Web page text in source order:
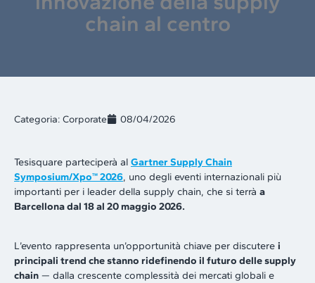
chain al centro
Categoria: Corporate 08/04/2026
Tesisquare parteciperà al Gartner Supply Chain
Symposium/Xpo™ 2026, uno degli eventi internazionali più
importanti per i leader della supply chain, che si terrà a
Barcellona dal 18 al 20 maggio 2026.
L’evento rappresenta un’opportunità chiave per discutere i
principali trend che stanno ridefinendo il futuro delle supply
chain — dalla crescente complessità dei mercati globali e